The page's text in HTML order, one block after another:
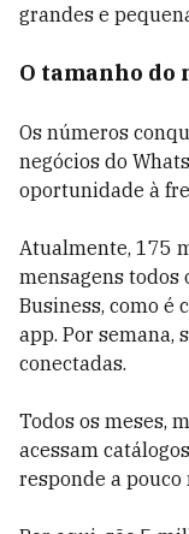
grandes e
O tamanho do
Os números
negócios do
oportunidade à
Atualmente, 175
mensagens todos
Business, como é
app. Por semana,
conectadas.
Todos os meses,
acessam
responde a pouco